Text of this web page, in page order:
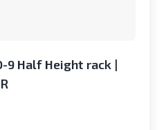
9 Half Height rack |